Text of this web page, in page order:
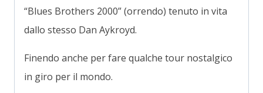
“Blues Brothers 2000” (orrendo) tenuto in vita
dallo stesso Dan Aykroyd.
Finendo anche per fare qualche tour nostalgico
in giro per il mondo.